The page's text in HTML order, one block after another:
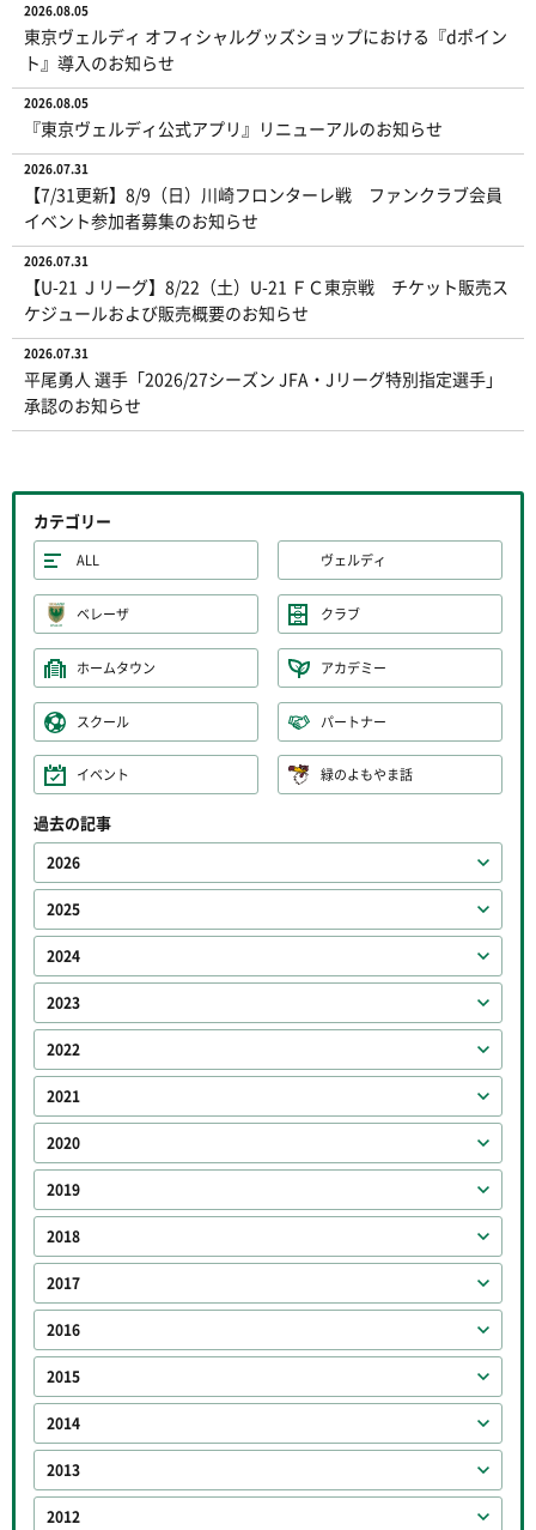
2026.08.05
東京ヴェルディ オフィシャルグッズショップにおける『dポイン
ト』導入のお知らせ
2026.08.05
『東京ヴェルディ公式アプリ』リニューアルのお知らせ
2026.07.31
【7/31更新】8/9（日）川崎フロンターレ戦 ファンクラブ会員
イベント参加者募集のお知らせ
2026.07.31
【U-21 Ｊリーグ】8/22（土）U-21 ＦＣ東京戦 チケット販売ス
ケジュールおよび販売概要のお知らせ
2026.07.31
平尾勇人 選手「2026/27シーズン JFA・Jリーグ特別指定選手」
承認のお知らせ
カテゴリー
ALL ヴェルディ
ベレーザ クラブ
ホームタウン アカデミー
スクール パートナー
イベント 緑のよもやま話
過去の記事
2026
2025
2024
2023
2022
2021
2020
2019
2018
2017
2016
2015
2014
2013
2012